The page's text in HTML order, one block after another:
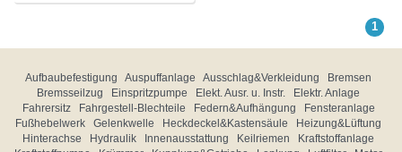
1
Aufbaubefestigung Auspuffanlage Ausschlag&Verkleidung
Bremsen
Bremsseilzug
Einspritzpumpe Elekt. Ausr. u. Instr.
Elektr. Anlage
Fahrersitz
Fahrgestell-Blechteile Federn&Aufhängung
Fensteranlage
Fußhebelwerk
Gelenkwelle Heckdeckel&Kastensäule
Heizung&Lüftung
Hinterachse
Hydraulik Innenausstattung Keilriemen
Kraftstoffanlage